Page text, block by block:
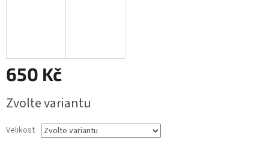
650 Kč
cena:
Zvolte variantu
Velikost